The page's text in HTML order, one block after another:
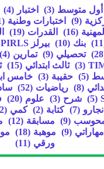
أول متوسط (3) اختبار (4)
(9) اختبارات وطنية (31)
(16) القدرات (19)
بنك (10) بيرلز PIRLS
تحصيلي (9) تمارين (4)
(3) ثالث ابتدائي (15)
(5) حقيبة (3) خامس
(8) رياضيات (52)
(5) شرح (3) علوم (20)
(7) كتابة (2) كمي (12)
(9) مسابقة (12)
مهاراتي (9) موهبة (18)
ورقي (11)